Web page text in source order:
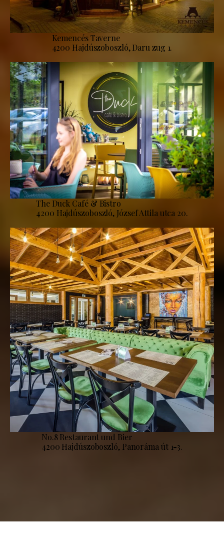
Kemencés Taverne
4200 Hajdúszoboszló, Daru zug 1.
The Duck Café & Bistro
4200 Hajdúszoboszló, József Attila utca 20.
No.8 Restaurant und Bier
4200 Hajdúszoboszló, Panoráma út 1-3.